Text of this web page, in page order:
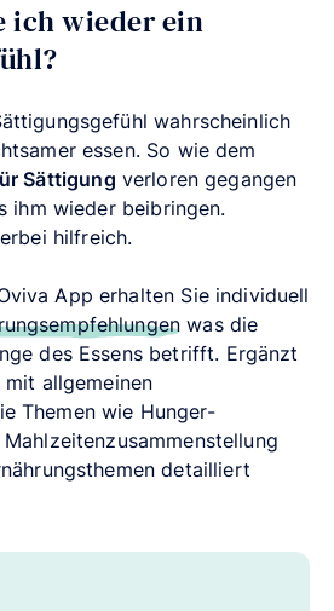
ich wieder ein
wahrscheinlich
essen. So wie dem
Sättigung verloren gegangen
ihm wieder beibringen.
hilfreich.
App erhalten Sie individuell
was die
des Essens betrifft. Ergänzt
allgemeinen
Themen wie Hunger-
detailliert